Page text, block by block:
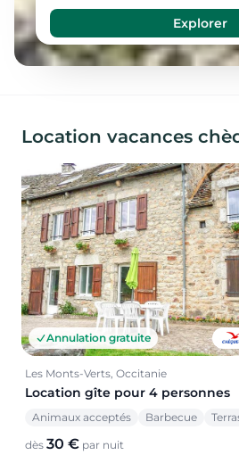
Location vacances
Annulation gratuite
Les Monts-Verts, Occitanie
Location gîte pour 4 personnes
Animaux acceptés Barbecue
dès 30 € par nuit